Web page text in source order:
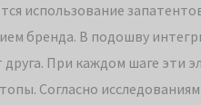
использование
бренда. В подошву
друга. При каждом шаге
Согласно